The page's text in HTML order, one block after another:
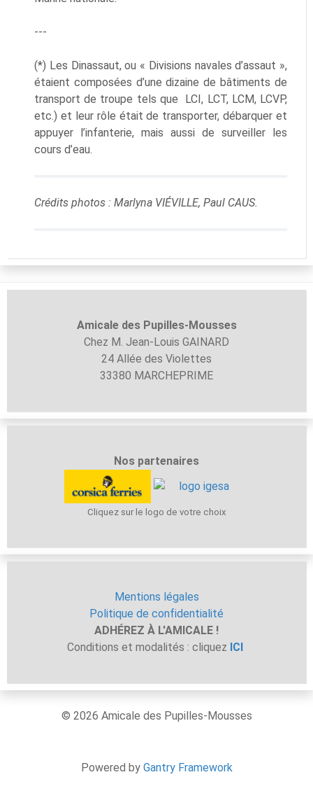
---
(*) Les Dinassaut, ou « Divisions navales d’assaut »,
étaient composées d’une dizaine de bâtiments de
transport de troupe tels que LCI, LCT, LCM, LCVP,
etc.) et leur rôle était de transporter, débarquer et
appuyer l’infanterie, mais aussi de surveiller les
cours d’eau.
Crédits photos : Marlyna VIÉVILLE, Paul CAUS.
Amicale des Pupilles-Mousses
Chez M. Jean-Louis GAINARD
24 Allée des Violettes
33380 MARCHEPRIME
Nos partenaires
Cliquez sur le logo de votre choix
Mentions légales
Politique de confidentialité
ADHÉREZ À L'AMICALE !
Conditions et modalités : cliquez ICI
© 2026 Amicale des Pupilles-Mousses
Powered by Gantry Framework